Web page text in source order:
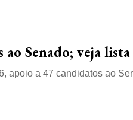
Senado; veja lista
apoio a 47 candidatos ao